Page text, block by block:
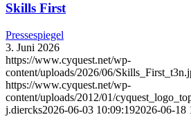
Skills First
Pressespiegel
3. Juni 2026
https://www.cyquest.net/wp-
content/uploads/2026/06/
https://www.cyquest.net/wp-
content/uploads/2012/01/
j.diercks2026-06-03 10:09:192026-06-18